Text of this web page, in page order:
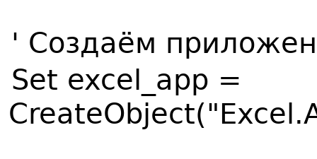
' Создаём
Set excel_app =